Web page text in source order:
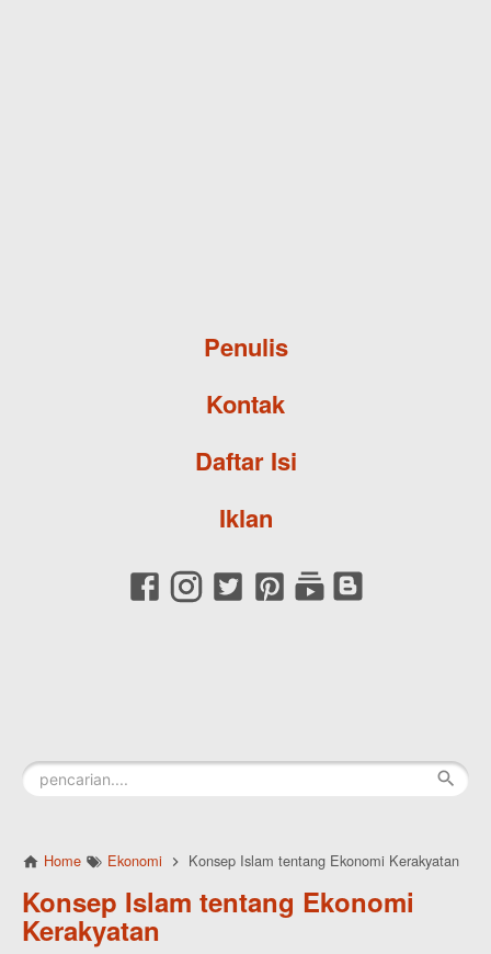
Penulis
Kontak
Daftar Isi
Iklan
Home Ekonomi Konsep Islam tentang Ekonomi Kerakyatan
Konsep Islam tentang Ekonomi
Kerakyatan